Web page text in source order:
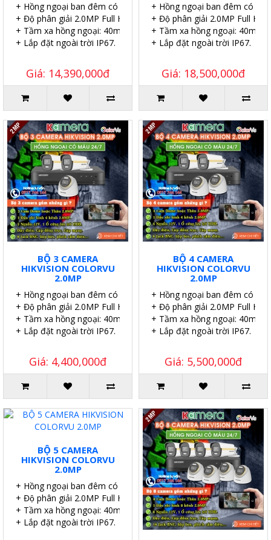
+ Hồng ngoại ban đêm có màu.
+ Độ phân giải 2.0MP Full HD.
+ Tầm xa hồng ngoại: 40m.
+ Lắp đặt ngoài trời IP67.
Giá: 14,390,000đ
+ Hồng ngoại ban đêm có
+ Độ phân giải 2.0MP Full HD.
+ Tầm xa hồng ngoại: 40m.
+ Lắp đặt ngoài trời IP67.
Giá: 18,500,000đ
BỘ 3 CAMERA
HIKVISION COLORVU
2.0MP
+ Hồng ngoại ban đêm có màu.
+ Độ phân giải 2.0MP Full HD.
+ Tầm xa hồng ngoại: 40m.
+ Lắp đặt ngoài trời IP67.
Giá: 4,400,000đ
BỘ 4 CAMERA
HIKVISION COLORVU
2.0MP
+ Hồng ngoại ban đêm có
+ Độ phân giải 2.0MP Full HD.
+ Tầm xa hồng ngoại: 40m.
+ Lắp đặt ngoài trời IP67.
Giá: 5,500,000đ
BỘ 5 CAMERA
HIKVISION COLORVU
2.0MP
+ Hồng ngoại ban đêm có màu.
+ Độ phân giải 2.0MP Full HD.
+ Tầm xa hồng ngoại: 40m.
+ Lắp đặt ngoài trời IP67.